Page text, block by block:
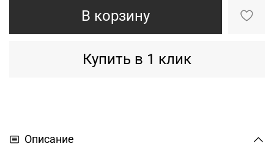
В корзину
Купить в 1 клик
Описание